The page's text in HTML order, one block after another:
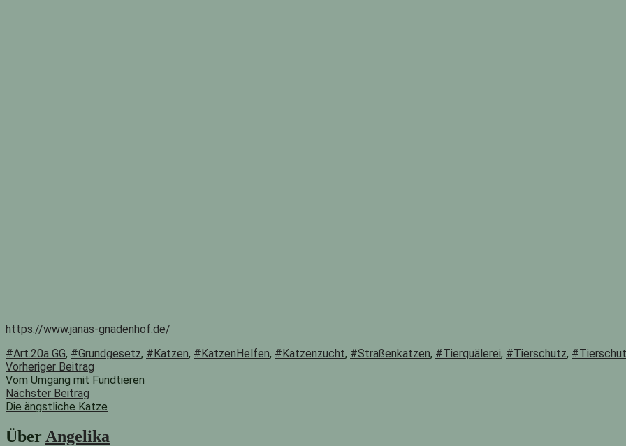
https://www.janas-gnadenhof.de/
#Art.20a GG, #Grundgesetz, #Katzen, #KatzenHelfen, #Katzenzucht, #Straßenkatzen, #Tierquälerei, #Tierschutz,
Beitragsnavigation
Vorheriger Beitrag
Beitrag:
Vom Umgang mit Fundtieren
Nächster Beitrag
Die ängstliche Katze
Beitrag:
Über Angelika